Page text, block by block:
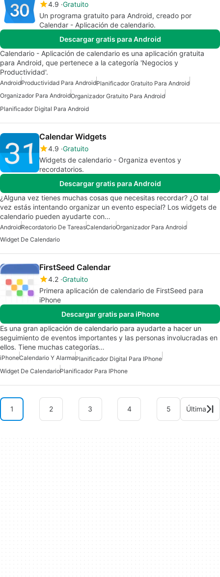
4.9 Gratuito
Un programa gratuito para Android, creado por
Calendar - Aplicación de calendario.
Descargar gratis para Android
Calendario - Aplicación de calendario es una aplicación gratuita
para Android, que pertenece a la categoría 'Negocios y
Productividad'.
AndroidProductividad Para AndroidPlanificador Gratuito Para Android
Organizador Para AndroidOrganizador Gratuito Para Android
Planificador Digital Para Android
Calendar Widgets
4.9 Gratuito
Widgets de calendario - Organiza eventos y
recordatorios.
Descargar gratis para Android
¿Alguna vez tienes muchas cosas que necesitas recordar? ¿O tal
vez estás intentando organizar un evento especial? Los widgets de
calendario pueden ayudarte con…
AndroidRecordatorio De TareasCalendarioOrganizador Para Android
Widget De Calendario
FirstSeed Calendar
4.2 Gratuito
Primera aplicación de calendario de FirstSeed para
iPhone
Descargar gratis para iPhone
Es una gran aplicación de calendario para ayudarte a hacer un
seguimiento de eventos importantes y las personas involucradas en
ellos. Tiene muchas categorías…
iPhoneCalendario Y AlarmaPlanificador Digital Para IPhone
Widget De CalendarioPlanificador Para IPhone
1 2 3 4 5 Última